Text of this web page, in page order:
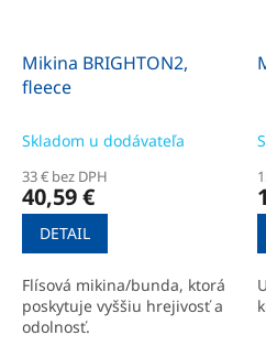
Mikina BRIGHTON2,
fleece
Skladom u dodávateľa
33 € bez DPH
40,59 €
DETAIL
Flísová mikina/bunda, ktorá
poskytuje vyššiu hrejivosť a
odolnosť.